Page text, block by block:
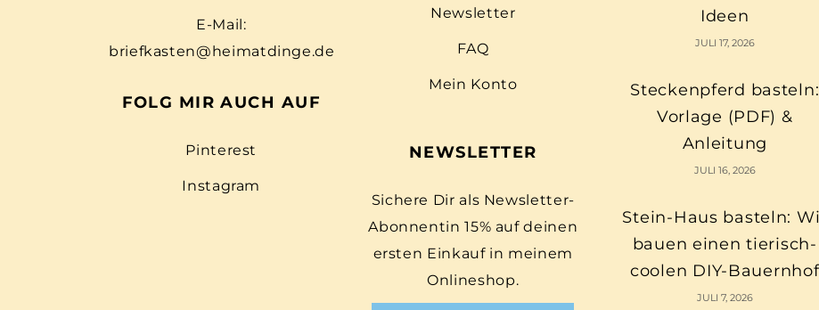
E-Mail:
briefkasten@heimatdinge.de
FOLG MIR AUCH AUF
Pinterest
Instagram
Newsletter
FAQ
Mein Konto
NEWSLETTER
Sichere Dir als Newsletter-
Abonnentin 15% auf deinen
ersten Einkauf in meinem
Onlineshop.
Ideen
JULI 17, 2026
Steckenpferd basteln:
Vorlage (PDF) &
Anleitung
JULI 16, 2026
Stein-Haus basteln:
bauen einen tierisch-
coolen DIY-Bauernhof
JULI 7, 2026